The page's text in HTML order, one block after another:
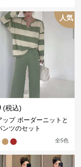
人気
(税込)
ップ ボーダーニットと
ンツのセット
全5色